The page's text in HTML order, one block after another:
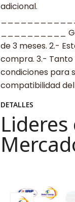
adicional.
__________
de 3 meses. 2.-
compra. 3.-
condiciones para
compatibilidad del
DETALLES